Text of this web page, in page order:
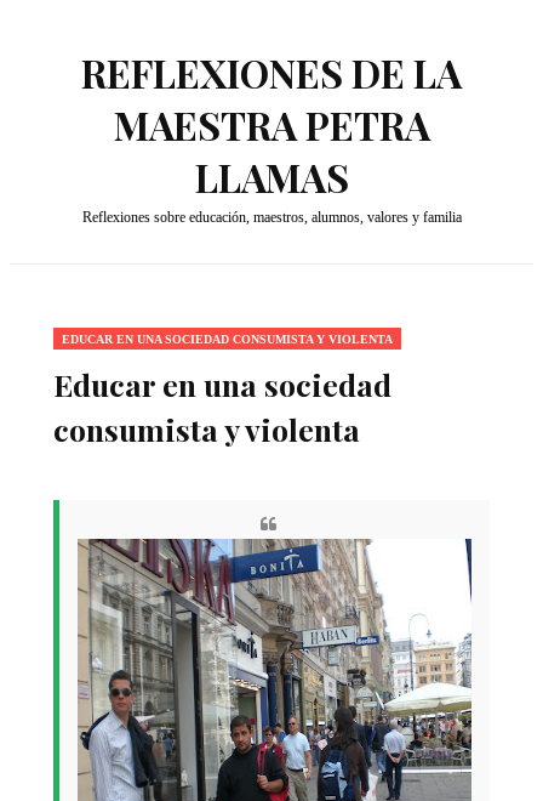
REFLEXIONES DE LA
MAESTRA PETRA
LLAMAS
Reflexiones sobre educación, maestros, alumnos, valores y familia
EDUCAR EN UNA SOCIEDAD CONSUMISTA Y VIOLENTA
Educar en una sociedad
consumista y violenta